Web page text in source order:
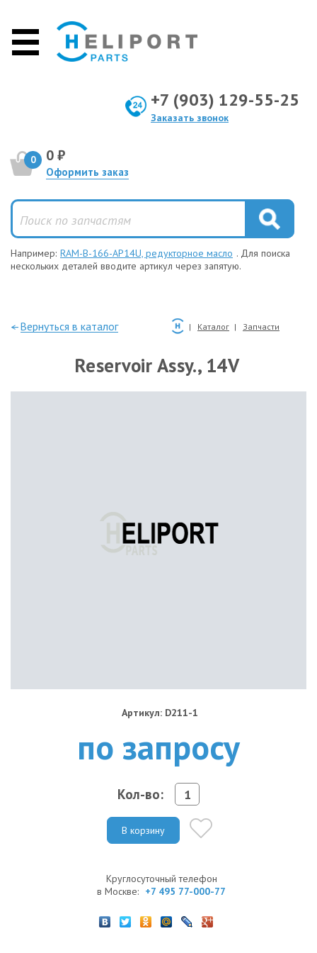
+7 (903) 129-55-25
Заказать звонок
0 0 ₽
Оформить заказ
Например: RAM-B-166-AP14U, редукторное масло . Для поиска
нескольких деталей вводите артикул через запятую.
—Вернуться в каталог Каталог Запчасти
Reservoir Assy., 14V
Артикул: D211-1
по запросу
Кол-во:
В корзину
Круглосуточный телефон
в Москве: +7 495 77-000-77